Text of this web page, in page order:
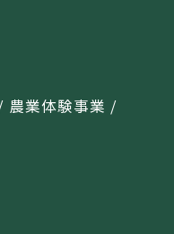
農業体験事業 /